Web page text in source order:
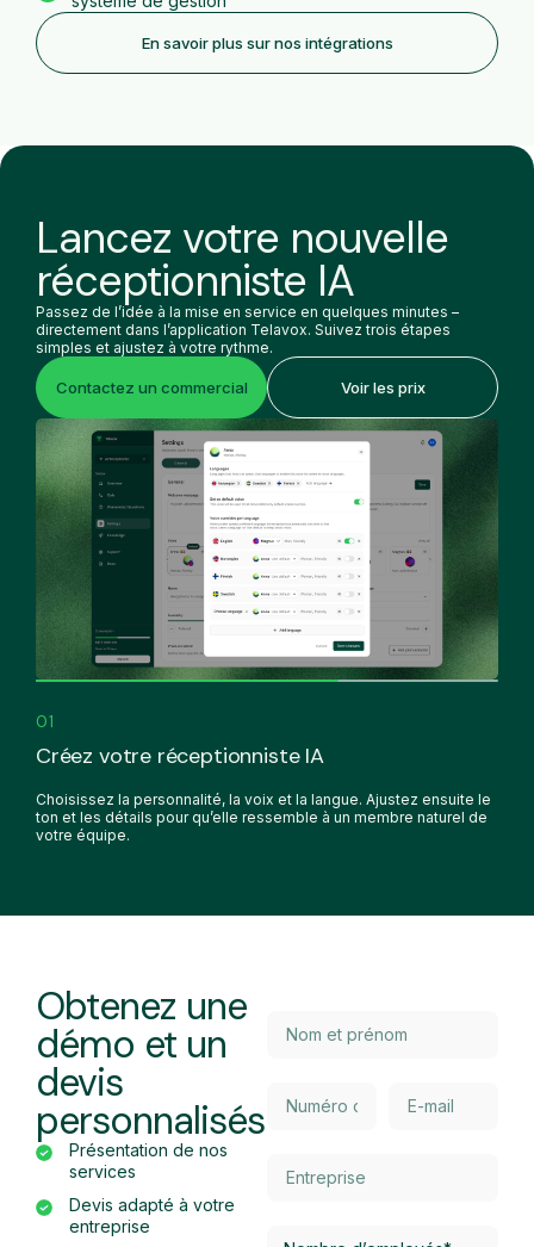
En savoir plus sur nos intégrations
Lancez votre nouvelle
réceptionniste IA
Passez de l’idée à la mise en service en quelques minutes –
directement dans l’application Telavox. Suivez trois étapes
simples et ajustez à votre rythme.
Contactez un commercial Voir les prix
01
Créez votre réceptionniste IA
Choisissez la personnalité, la voix et la langue. Ajustez ensuite le
ton et les détails pour qu’elle ressemble à un membre naturel de
votre équipe.
Obtenez une
démo et un
devis
personnalisés
Présentation de nos
services
Devis adapté à votre
entreprise